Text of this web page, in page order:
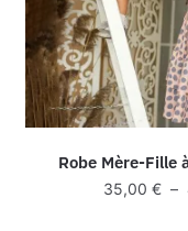
Robe Mère-Fille
35,00 € –